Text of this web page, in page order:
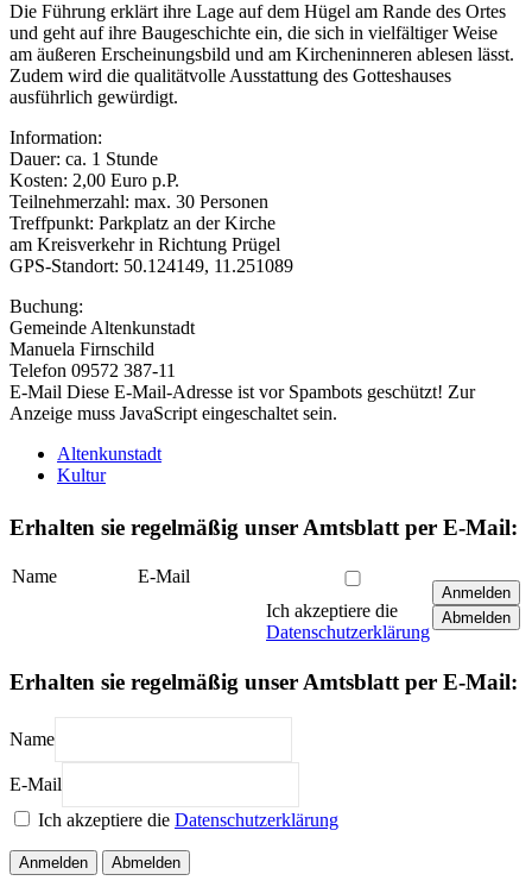
Die Führung erklärt ihre Lage auf dem Hügel am Rande des Ortes
und geht auf ihre Baugeschichte ein, die sich in vielfältiger Weise
am äußeren Erscheinungsbild und am Kircheninneren ablesen lässt.
Zudem wird die qualitätvolle Ausstattung des Gotteshauses
ausführlich gewürdigt.
Information:
Dauer: ca. 1 Stunde
Kosten: 2,00 Euro p.P.
Teilnehmerzahl: max. 30 Personen
Treffpunkt: Parkplatz an der Kirche
am Kreisverkehr in Richtung Prügel
GPS-Standort: 50.124149, 11.251089
Buchung:
Gemeinde Altenkunstadt
Manuela Firnschild
Telefon 09572 387-11
E-Mail Diese E-Mail-Adresse ist vor Spambots geschützt! Zur
Anzeige muss JavaScript eingeschaltet sein.
Altenkunstadt
Kultur
Erhalten sie regelmäßig unser Amtsblatt per E-Mail:
Name
E-Mail
Ich akzeptiere die
Datenschutzerklärung
Anmelden
Abmelden
Erhalten sie regelmäßig unser Amtsblatt per E-Mail:
Name
E-Mail
Ich akzeptiere die Datenschutzerklärung
Anmelden Abmelden